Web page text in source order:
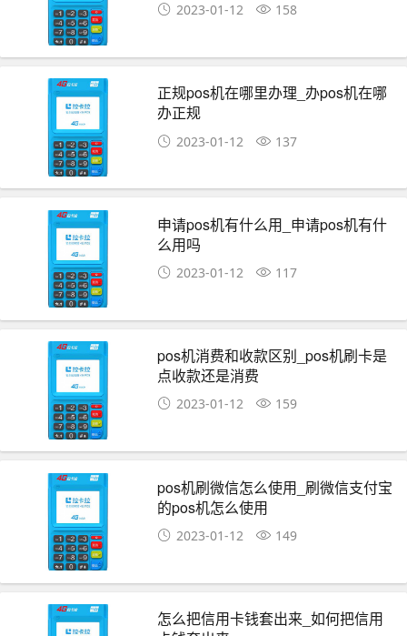
2023-01-12 158
正规pos机在哪里办理_办pos机在哪
办正规
2023-01-12 137
申请pos机有什么用_申请pos机有什
么用吗
2023-01-12 117
pos机消费和收款区别_pos机刷卡是
点收款还是消费
2023-01-12 159
pos机刷微信怎么使用_刷微信支付宝
的pos机怎么使用
2023-01-12 149
怎么把信用卡钱套出来_如何把信用